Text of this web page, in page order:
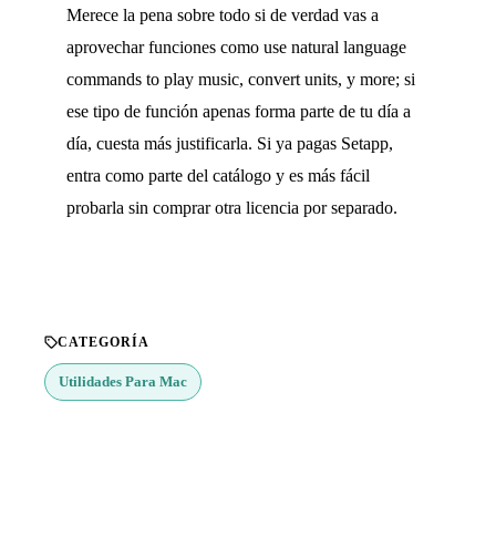
Merece la pena sobre todo si de verdad vas a
aprovechar funciones como use natural language
commands to play music, convert units, y more; si
ese tipo de función apenas forma parte de tu día a
día, cuesta más justificarla. Si ya pagas Setapp,
entra como parte del catálogo y es más fácil
probarla sin comprar otra licencia por separado.
CATEGORÍA
Utilidades Para Mac